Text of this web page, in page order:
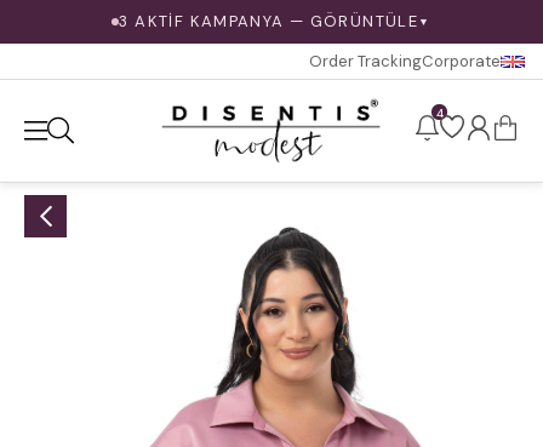
3 AKTİF KAMPANYA — GÖRÜNTÜLE ▼
Order TrackingCorporate
4